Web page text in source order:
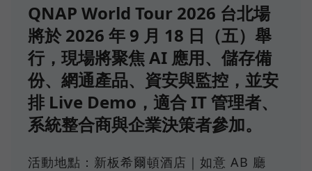
QNAP World Tour 2026 台北場
將於 2026 年 9 月 18 日（五）舉
行，現場將聚焦 AI 應用、儲存備
份、網通產品、資安與監控，並安
排 Live Demo，適合 IT 管理者、
系統整合商與企業決策者參加。
活動地點：新板希爾頓酒店｜如意 AB 廳